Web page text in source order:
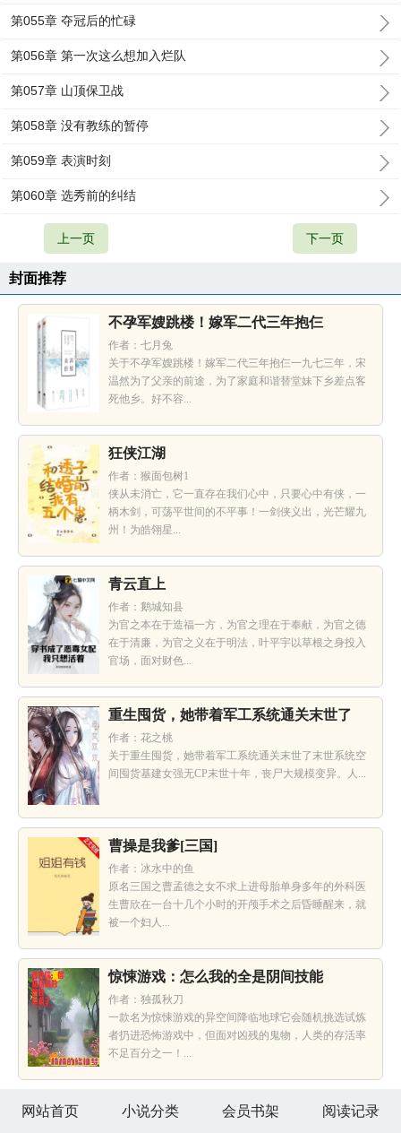
第055章 夺冠后的忙碌
第056章 第一次这么想加入烂队
第057章 山顶保卫战
第058章 没有教练的暂停
第059章 表演时刻
第060章 选秀前的纠结
上一页 下一页
封面推荐
不孕军嫂跳楼！嫁军二代三年抱仨
作者：七月兔
关于不孕军嫂跳楼！嫁军二代三年抱仨一九七三年，宋
温然为了父亲的前途，为了家庭和谐替堂妹下乡差点客
死他乡。好不容...
狂侠江湖
作者：猴面包树1
侠从未消亡，它一直存在我们心中，只要心中有侠，一
柄木剑，可荡平世间的不平事！一剑侠义出，光芒耀九
州！为皓翎星...
青云直上
作者：鹅城知县
为官之本在于造福一方，为官之理在于奉献，为官之德
在于清廉，为官之义在于明法，叶平宇以草根之身投入
官场，面对财色...
重生囤货，她带着军工系统通关末世了
作者：花之桃
关于重生囤货，她带着军工系统通关末世了末世系统空
间囤货基建女强无CP末世十年，丧尸大规模变异。人...
曹操是我爹[三国]
作者：冰水中的鱼
原名三国之曹孟德之女不求上进母胎单身多年的外科医
生曹欣在一台十几个小时的开颅手术之后昏睡醒来，就
被一个妇人...
惊悚游戏：怎么我的全是阴间技能
作者：独孤秋刀
一款名为惊悚游戏的异空间降临地球它会随机挑选试炼
者扔进恐怖游戏中，但面对凶残的鬼物，人类的存活率
不足百分之一！...
网站首页 小说分类 会员书架 阅读记录